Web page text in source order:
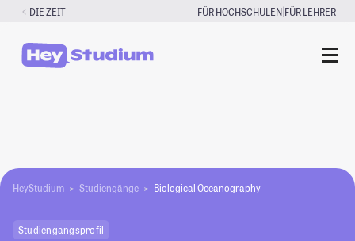
Zum
springen
DIE ZEIT FÜR HOCHSCHULEN|FÜR LEHRER
HeyStudium Studiengänge Biological Oceanography
Studiengangsprofil